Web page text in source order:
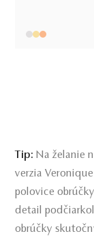
Tip: Na želanie
verzia
polovice
detail
obrúčky